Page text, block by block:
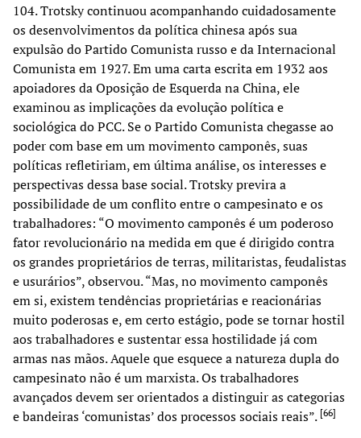
104. Trotsky continuou acompanhando cuidadosamente
os desenvolvimentos da política chinesa após sua
expulsão do Partido Comunista russo e da Internacional
Comunista em 1927. Em uma carta escrita em 1932 aos
apoiadores da Oposição de Esquerda na China, ele
examinou as implicações da evolução política e
sociológica do PCC. Se o Partido Comunista chegasse ao
poder com base em um movimento camponês, suas
políticas refletiriam, em última análise, os interesses e
perspectivas dessa base social. Trotsky previra a
possibilidade de um conflito entre o campesinato e os
trabalhadores: “O movimento camponês é um poderoso
fator revolucionário na medida em que é dirigido contra
os grandes proprietários de terras, militaristas, feudalistas
e usurários”, observou. “Mas, no movimento camponês
em si, existem tendências proprietárias e reacionárias
muito poderosas e, em certo estágio, pode se tornar hostil
aos trabalhadores e sustentar essa hostilidade já com
armas nas mãos. Aquele que esquece a natureza dupla do
campesinato não é um marxista. Os trabalhadores
avançados devem ser orientados a distinguir as categorias
e bandeiras ‘comunistas’ dos processos sociais reais”. [66]